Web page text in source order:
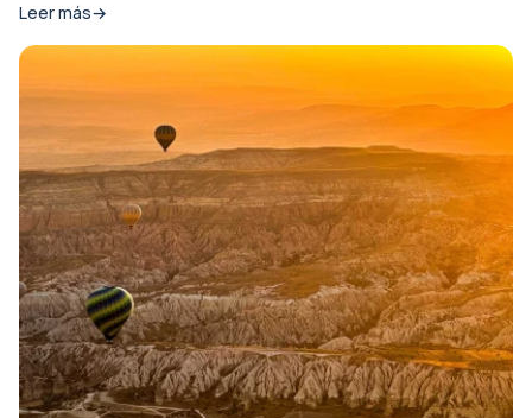
Leer más